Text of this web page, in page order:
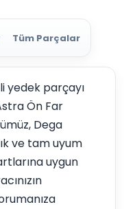
Tüm Parçalar
yedek parçayı
Ön Far
Dega
ve tam uyum
uygun